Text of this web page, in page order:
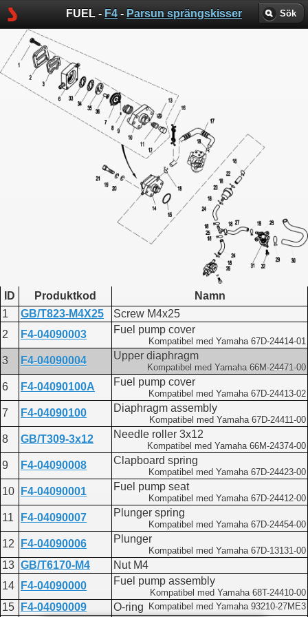
FUEL - F4 - Parsun sprängskisser Sök
ID Produktkod
Namn
1
GB/T823-M4X25
Screw M4x25
2
F4-04090003 Fuel pump cover
Kompatibel med Yamaha 67D-24414-01
3 F4-04090004 Upper diaphragm
Kompatibel med Yamaha 66M-24471-00
6 F4-04090100A Fuel pump cover
Kompatibel med Yamaha 67D-24413-02
7 F4-04090100 Diaphragm assembly
Kompatibel med Yamaha 67D-24411-00
8 GB/T309-3x12 Needle roller 3x12
Kompatibel med Yamaha 66M-24374-00
9 F4-04090008 Clapboard spring
Kompatibel med Yamaha 67D-24423-00
10 F4-04090001 Fuel pump seat
Kompatibel med Yamaha 67D-24412-00
11 F4-04090007 Plunger spring
Kompatibel med Yamaha 67D-24454-00
12 F4-04090006 Plunger
Kompatibel med Yamaha 67D-13131-00
13 GB/T6170-M4
Nut M4
14
F4-04090000 Fuel pump assembly
Kompatibel med Yamaha 68T-24410-00
15 F4-04090009 O-ring Kompatibel med Yamaha 93210-27ME3